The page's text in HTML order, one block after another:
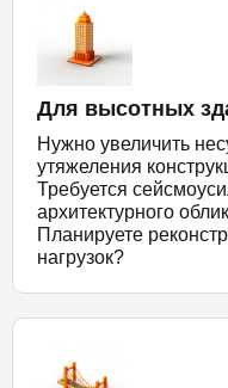
Для высотных
Нужно увеличить
утяжеления
Требуется
архитектурного
Планируете
нагрузок?